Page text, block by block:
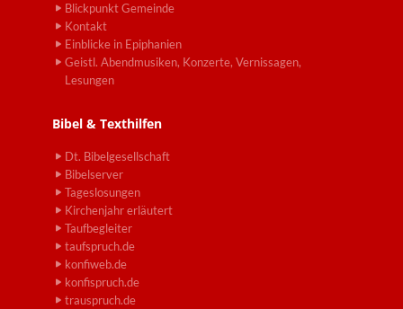
Blickpunkt Gemeinde
Kontakt
Einblicke in Epiphanien
Geistl. Abendmusiken, Konzerte, Vernissagen,
Lesungen
Bibel & Texthilfen
Dt. Bibelgesellschaft
Bibelserver
Tageslosungen
Kirchenjahr erläutert
Taufbegleiter
taufspruch.de
konfiweb.de
konfispruch.de
trauspruch.de